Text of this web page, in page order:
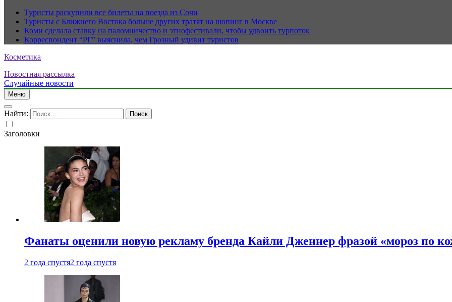
Туристы раскупили все билеты на поезда из Сочи
Туристы с Ближнего Востока больше других тратят на шопинг в Москве
Коми сделала ставку на паломничество и этнофестивали, чтобы удвоить турпоток
Корреспондент “РГ” выяснила, чем Грозный удивит туристов
Косметика
Новостная рассылка
Случайные новости
Меню
Найти:
Заголовки
Фанаты оценили новую рекламу бренда Кайли Дженнер фразой «мороз по
2 года спустя2 года спустя